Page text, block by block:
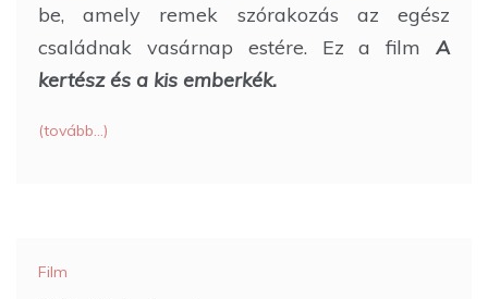
be, amely remek szórakozás az egész
családnak vasárnap estére. Ez a film A
kertész és a kis emberkék.
(tovább…)
Film